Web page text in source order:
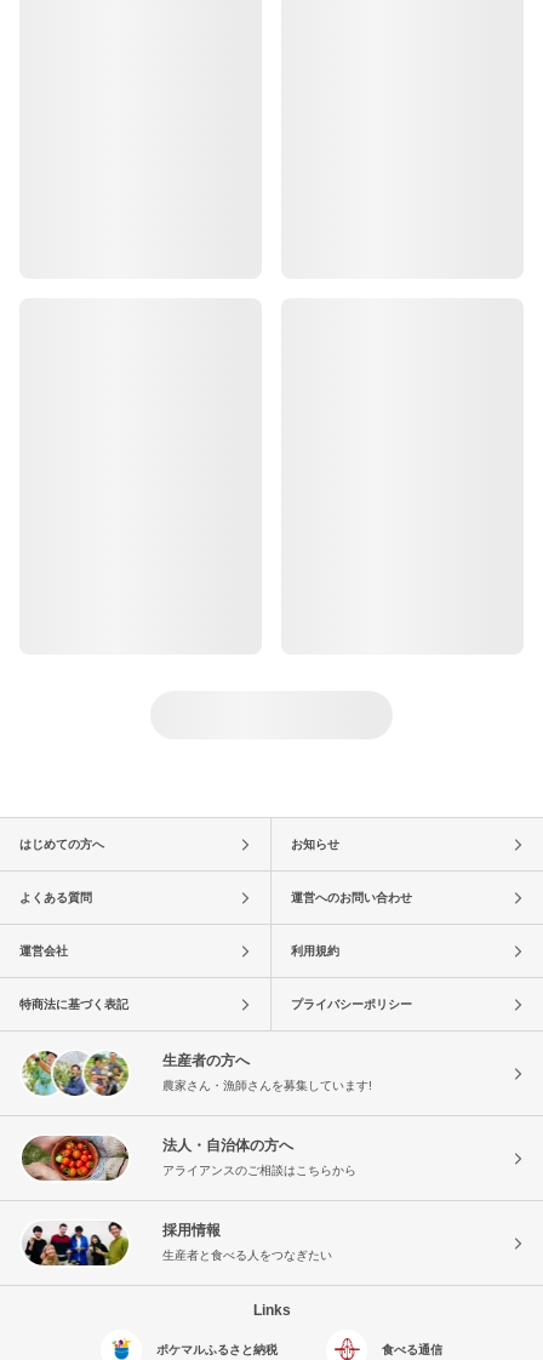
はじめての方へ お知らせ
よくある質問 運営へのお問い合わせ
運営会社 利用規約
特商法に基づく表記 プライバシーポリシー
生産者の方へ
農家さん・漁師さんを募集しています!
法人・自治体の方へ
アライアンスのご相談はこちらから
採用情報
生産者と食べる人をつなぎたい
Links
ポケマルふるさと納税 食べる通信